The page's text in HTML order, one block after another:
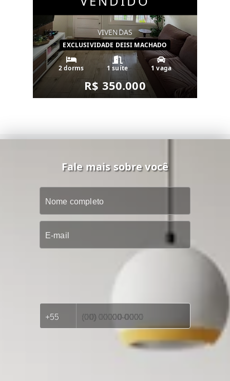
VIVENDAS
EXCLUSIVIDADE DEISI MACHADO
2 dorms 1 suíte 1 vaga
R$ 350.000
Fale mais sobre você